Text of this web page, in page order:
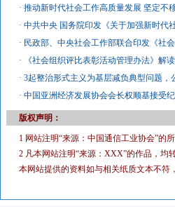
·推动新时代社会工作高质量发展 坚定不
·中共中央 国务院印发《关于加强新时代
· 民政部、中央社会工作部联合印发《社
·
《社会组织评比表彰活动管理办法》解读
·3起整治形式主义为基层减负典型问题，
·中国亚洲经济发展协会会长权顺基接受
版权声明：
1 网站注明“来源：中国通信工业协会”的
2 凡本网站注明“来源：XXX”的作品，均
本网站提供的资料如与相关纸质文本不符